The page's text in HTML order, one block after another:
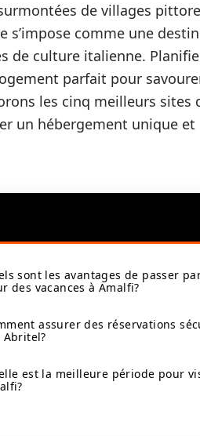
de villages
s’impose comme une
de culture italienne.
parfait pour
les cinq meilleurs sites
un hébergement unique et
sont les avantages de passer
des vacances à Amalfi?
assurer des réservations
Abritel?
est la meilleure période pour